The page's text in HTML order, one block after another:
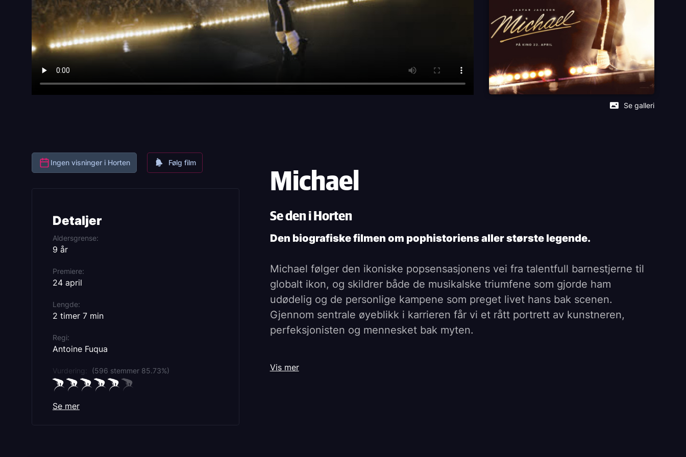
Se galleri
Ingen visninger i Horten Følg film
Detaljer
Aldersgrense
9 år
Premiere
24 april
Lengde
2 timer 7 min
Regi
Antoine Fuqua
Vurdering: (596 stemmer 85.73%)
Rollebesetning
Se mer
Michael
Se den i Horten
Den biografiske filmen om pophistoriens aller største legende.
Michael følger den ikoniske popsensasjonens vei fra talentfull barnestjerne til
globalt ikon, og skildrer både de musikalske triumfene som gjorde ham
udødelig og de personlige kampene som preget livet hans bak scenen.
Gjennom sentrale øyeblikk i karrieren får vi et rått portrett av kunstneren,
perfeksjonisten og mennesket bak myten.
Vis mer